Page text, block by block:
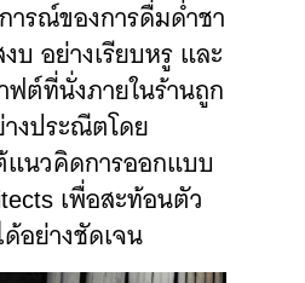
ารณ์ของการดื่มด่ำชา
บ อย่างเรียบหรู และ
ฟต์ที่นั่งภายในร้านถูก
างประณีตโดย
แนวคิดการออกแบบ
เพื่อสะท้อนตัว
อย่างชัดเจน⁣